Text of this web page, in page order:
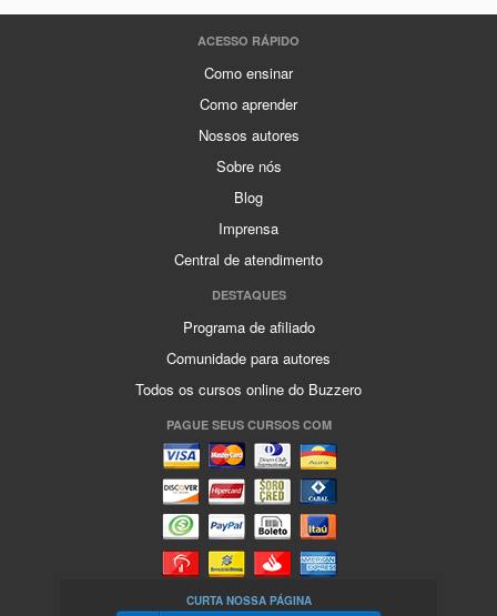
ACESSO RÁPIDO
Como ensinar
Como aprender
Nossos autores
Sobre nós
Blog
Imprensa
Central de atendimento
DESTAQUES
Programa de afiliado
Comunidade para autores
Todos os cursos online do Buzzero
PAGUE SEUS CURSOS COM
CURTA NOSSA PÁGINA